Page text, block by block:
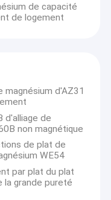
de capacité
de logement
d'AZ31
d'alliage de
non magnétique
de plat de
WE54
par plat du plat
la grande pureté